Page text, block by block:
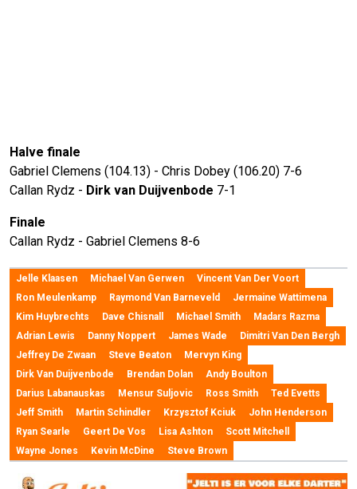
Halve finale
Gabriel Clemens (104.13) - Chris Dobey (106.20) 7-6
Callan Rydz - Dirk van Duijvenbode 7-1
Finale
Callan Rydz - Gabriel Clemens 8-6
Jelle Klaasen Michael Van Gerwen
Vincent Van Der Voort
Ron Meulenkamp
Raymond Van Barneveld
Jermaine Wattimena
Kim Huybrechts
Dave Chisnall Michael Smith
Madars Razma
Adrian Lewis
Danny Noppert James Wade
Dimitri Van Den Bergh
Jeffrey De Zwaan
Steve Beaton
Mervyn King
Dirk Van Duijvenbode
Brendan Dolan
Andy Boulton
Darius Labanauskas
Mensur Suljovic Ross Smith
Ted Evetts
Jeff Smith
Martin Schindler Krzysztof Kciuk
John Henderson
Ryan Searle
Geert De Vos Lisa Ashton
Scott Mitchell
Wayne Jones
Kevin McDine Steve Brown